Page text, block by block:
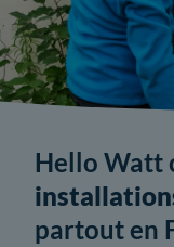
Hello Watt
partout en